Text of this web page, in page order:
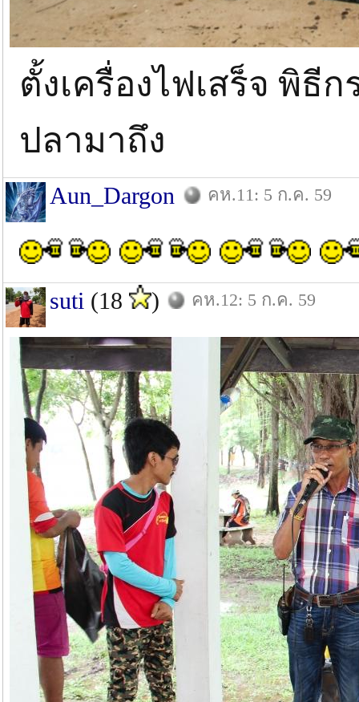
ตั้งเครื่องไฟเสร็จ พิธี
ปลามาถึง
Aun_Dargon คห.11: 5 ก.ค. 59
suti (18 ) คห.12: 5 ก.ค. 59